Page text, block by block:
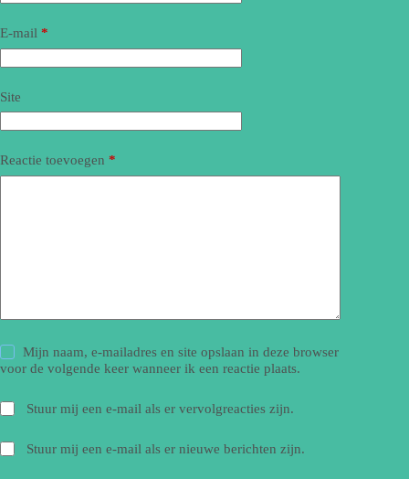
E-mail *
Site
Reactie toevoegen *
Mijn naam, e-mailadres en site opslaan in deze browser
voor de volgende keer wanneer ik een reactie plaats.
Stuur mij een e-mail als er vervolgreacties zijn.
Stuur mij een e-mail als er nieuwe berichten zijn.